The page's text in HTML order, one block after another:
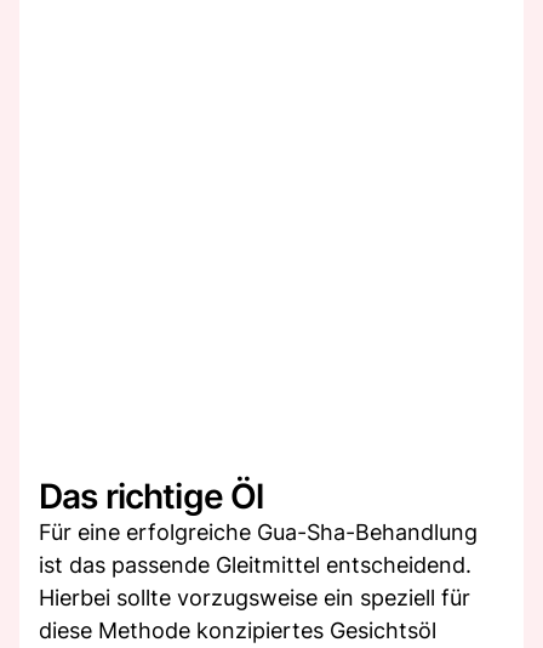
Das richtige Öl
Für eine erfolgreiche Gua-Sha-Behandlung
ist das passende Gleitmittel entscheidend.
Hierbei sollte vorzugsweise ein speziell für
diese Methode konzipiertes Gesichtsöl